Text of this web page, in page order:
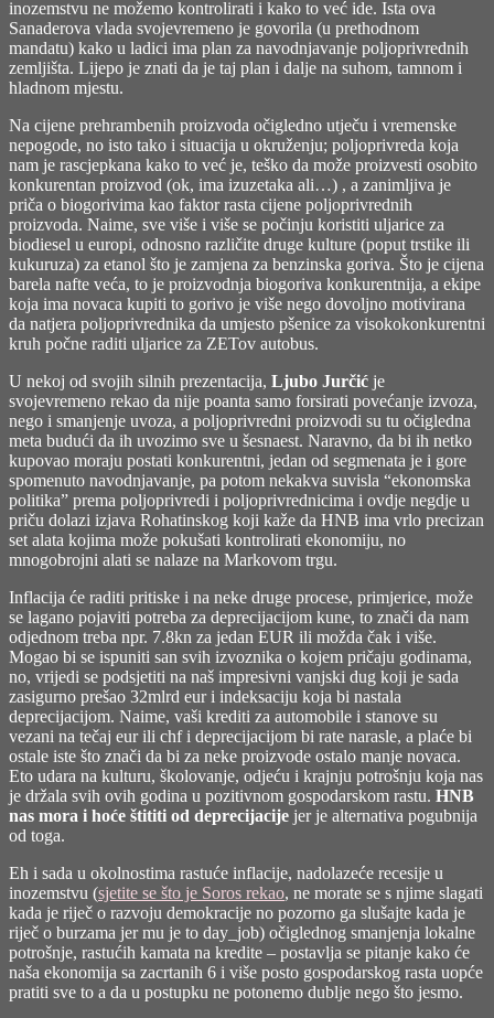
inozemstvu ne možemo kontrolirati i kako to već ide. Ista ova
Sanaderova vlada svojevremeno je govorila (u prethodnom
mandatu) kako u ladici ima plan za navodnjavanje poljoprivrednih
zemljišta. Lijepo je znati da je taj plan i dalje na suhom, tamnom i
hladnom mjestu.
Na cijene prehrambenih proizvoda očigledno utječu i vremenske
nepogode, no isto tako i situacija u okruženju; poljoprivreda koja
nam je rascjepkana kako to već je, teško da može proizvesti osobito
konkurentan proizvod (ok, ima izuzetaka ali…) , a zanimljiva je
priča o biogorivima kao faktor rasta cijene poljoprivrednih
proizvoda. Naime, sve više i više se počinju koristiti uljarice za
biodiesel u europi, odnosno različite druge kulture (poput trstike ili
kukuruza) za etanol što je zamjena za benzinska goriva. Što je cijena
barela nafte veća, to je proizvodnja biogoriva konkurentnija, a ekipe
koja ima novaca kupiti to gorivo je više nego dovoljno motivirana
da natjera poljoprivrednika da umjesto pšenice za visokokonkurentni
kruh počne raditi uljarice za ZETov autobus.
U nekoj od svojih silnih prezentacija, Ljubo Jurčić je
svojevremeno rekao da nije poanta samo forsirati povećanje izvoza,
nego i smanjenje uvoza, a poljoprivredni proizvodi su tu očigledna
meta budući da ih uvozimo sve u šesnaest. Naravno, da bi ih netko
kupovao moraju postati konkurentni, jedan od segmenata je i gore
spomenuto navodnjavanje, pa potom nekakva suvisla “ekonomska
politika” prema poljoprivredi i poljoprivrednicima i ovdje negdje u
priču dolazi izjava Rohatinskog koji kaže da HNB ima vrlo precizan
set alata kojima može pokušati kontrolirati ekonomiju, no
mnogobrojni alati se nalaze na Markovom trgu.
Inflacija će raditi pritiske i na neke druge procese, primjerice, može
se lagano pojaviti potreba za deprecijacijom kune, to znači da nam
odjednom treba npr. 7.8kn za jedan EUR ili možda čak i više.
Mogao bi se ispuniti san svih izvoznika o kojem pričaju godinama,
no, vrijedi se podsjetiti na naš impresivni vanjski dug koji je sada
zasigurno prešao 32mlrd eur i indeksaciju koja bi nastala
deprecijacijom. Naime, vaši krediti za automobile i stanove su
vezani na tečaj eur ili chf i deprecijacijom bi rate narasle, a plaće bi
ostale iste što znači da bi za neke proizvode ostalo manje novaca.
Eto udara na kulturu, školovanje, odjeću i krajnju potrošnju koja nas
je držala svih ovih godina u pozitivnom gospodarskom rastu. HNB
nas mora i hoće štititi od deprecijacije jer je alternativa pogubnija
od toga.
Eh i sada u okolnostima rastuće inflacije, nadolazeće recesije u
inozemstvu (sjetite se što je Soros rekao, ne morate se s njime slagati
kada je riječ o razvoju demokracije no pozorno ga slušajte kada je
riječ o burzama jer mu je to day_job) očiglednog smanjenja lokalne
potrošnje, rastućih kamata na kredite – postavlja se pitanje kako će
naša ekonomija sa zacrtanih 6 i više posto gospodarskog rasta uopće
pratiti sve to a da u postupku ne potonemo dublje nego što jesmo.